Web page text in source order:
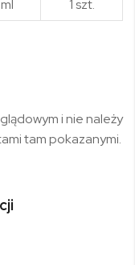
1 szt.
i nie należy
tam pokazanymi.